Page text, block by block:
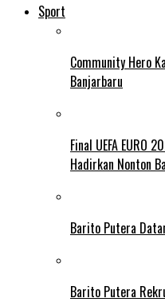
Sport
Community Hero
Banjarbaru
Final UEFA EURO
Hadirkan Nonton
Barito Putera
Barito Putera